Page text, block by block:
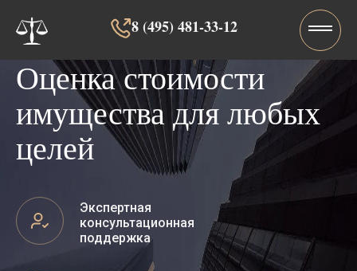
8 (495) 481-33-12‬‬
Оценка стоимости
имущества для любых
целей
Экспертная
консультационная
поддержка